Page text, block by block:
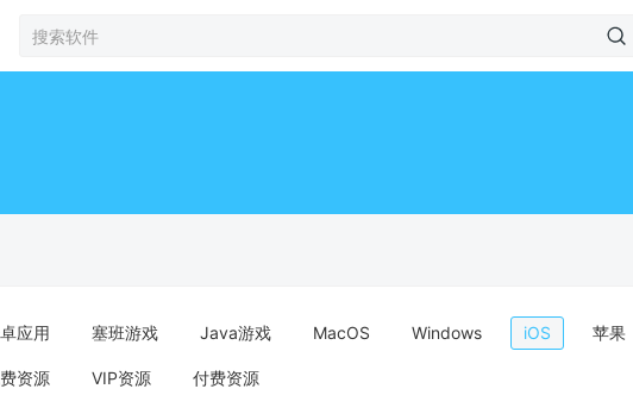
应用 塞班游戏 Java游戏 MacOS Windows iOS 苹果
资源 VIP资源 付费资源